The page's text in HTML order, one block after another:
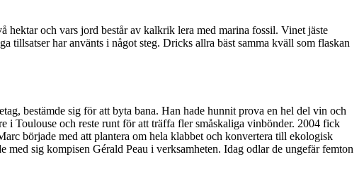
hektar och vars jord består av kalkrik lera med marina fossil. Vinet jäste
tillsatser har använts i något steg. Dricks allra bäst samma kväll som flaskan
bestämde sig för att byta bana. Han hade hunnit prova en hel del vin och
i Toulouse och reste runt för att träffa fler småskaliga vinbönder. 2004 fick
började med att plantera om hela klabbet och konvertera till ekologisk
sig kompisen Gérald Peau i verksamheten. Idag odlar de ungefär femton